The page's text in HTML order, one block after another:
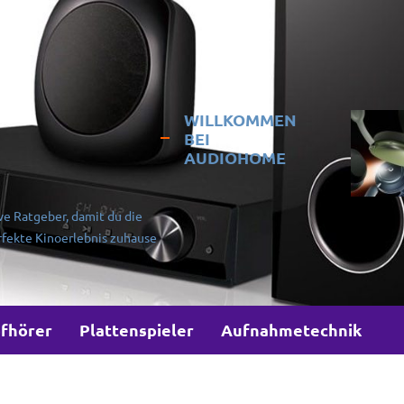
Ratgeber, damit du die
Kinoerlebnis zuhause
WILLKOMMEN
BEI
AUDIOHOME
Plattenspieler Aufnahmetechnik